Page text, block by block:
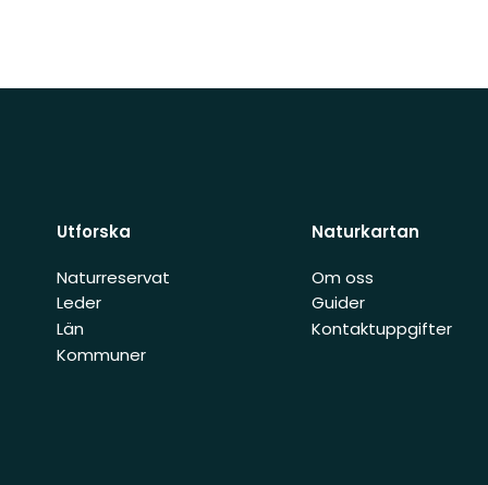
Utforska
Naturreservat
Leder
Län
Kommuner
Naturkartan
Om oss
Guider
Kontaktuppgifter